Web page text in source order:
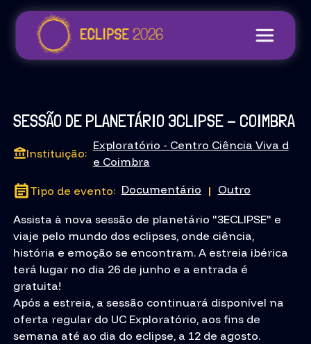
SESSÃO DE PLANETÁRIO 3CLIPSE - COIMBRA
Instituição:
Exploratório - Centro Ciência Viva d
e Coimbra
Tipo de evento: Documentário | Outro
Assista à nova sessão de planetário "3ECLIPSE" e
viaje pelo mundo dos eclipses, onde ciência,
história e emoção se encontram. A estreia ibérica
terá lugar no dia 26 de junho e a entrada é
gratuita!
Após a estreia, a sessão continuará disponível na
oferta regular do UC Exploratório, aos fins de
semana até ao dia do eclipse, a 12 de agosto.